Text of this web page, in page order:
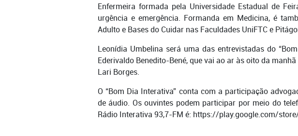
Enfermeira formada pela Universidade Estadual de
urgência e emergência. Formanda em Medicina, é
Adulto e Bases do Cuidar nas Faculdades UniFTC e
Leonídia Umbelina será uma das entrevistadas do
Ederivaldo Benedito-Bené, que vai ao ar às oito da
Lari Borges.
O “Bom Dia Interativa” conta com a participação
de áudio. Os ouvintes podem participar por meio do
Rádio Interativa 93,7-FM é: https://play.google.com/